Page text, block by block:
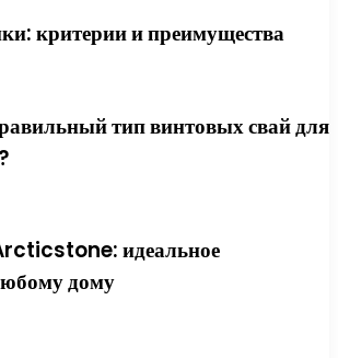
критерии и преимущества
тип винтовых свай для
идеальное
дому